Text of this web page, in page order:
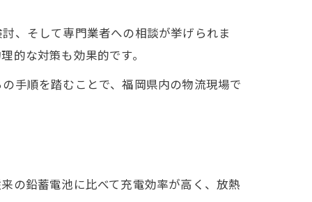
、そして専門業者への相談が挙げられま
的な対策も効果的です。
手順を踏むことで、福岡県内の物流現場で
の鉛蓄電池に比べて充電効率が高く、放熱